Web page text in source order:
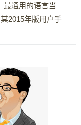
最通用的语言当
2015年版用户手